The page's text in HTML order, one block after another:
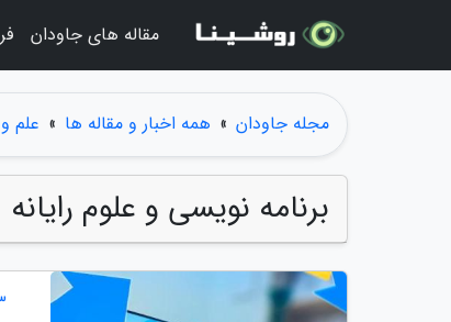
مجله جاودان » همه اخبار و مقاله ها » علم
برنامه نویسی و علوم رایانه
3 روش ساده برای
مقاله های جاودان